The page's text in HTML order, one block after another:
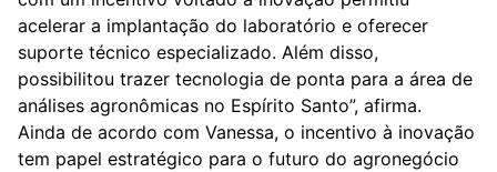
acelerar a implantação do laboratório e oferecer
suporte técnico especializado. Além disso,
possibilitou trazer tecnologia de ponta para a área de
análises agronômicas no Espírito Santo”, afirma.
Ainda de acordo com Vanessa, o incentivo à inovação
tem papel estratégico para o futuro do agronegócio